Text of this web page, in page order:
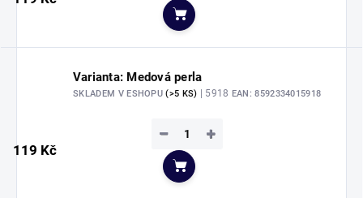
Do košíku
Varianta: Medová perla
SKLADEM V ESHOPU(>5 KS) | 5918 EAN: 8592334015918
119 Kč
+
−
Do košíku